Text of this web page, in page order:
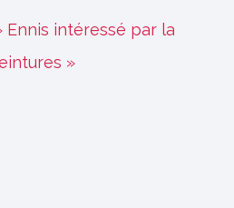
Ennis intéressé par la
»